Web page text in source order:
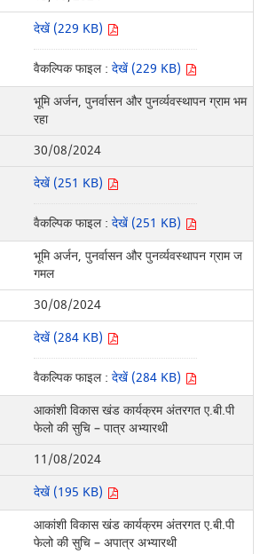
देखें (229 KB)
वैकल्पिक फाइल : देखें (229 KB)
भूमि अर्जन, पुनर्वासन और पुनर्व्‍यवस्‍थापन ग्राम भम
रहा
30/08/2024
देखें (251 KB)
वैकल्पिक फाइल : देखें (251 KB)
भूमि अर्जन, पुनर्वासन और पुनर्व्‍यवस्‍थापन ग्राम ज
गमल
30/08/2024
देखें (284 KB)
वैकल्पिक फाइल : देखें (284 KB)
आकांशी विकास खंड कार्यक्रम अंतरगत ए.बी.पी
फेलो की सुचि – पात्र अभ्यारथी
11/08/2024
देखें (195 KB)
आकांशी विकास खंड कार्यक्रम अंतरगत ए.बी.पी
फेलो की सुचि – अपात्र अभ्यारथी